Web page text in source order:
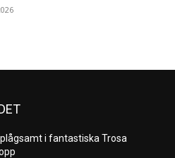
i fantastiska Trosa